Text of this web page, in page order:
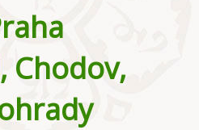
Chodov,